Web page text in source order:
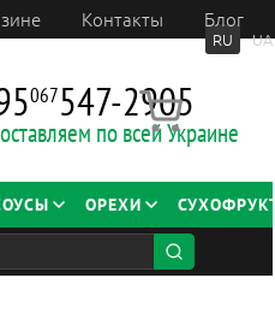
Контакты Блог
RU UA
067547-2905
по всей Украине
ОРЕХИ